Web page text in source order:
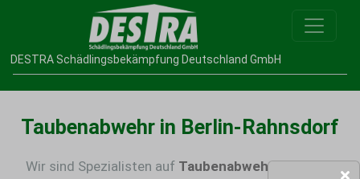
DESTRA Schädlingsbekämpfung Deutschland GmbH
Taubenabwehr in Berlin-Rahnsdorf
Wir sind Spezialisten auf Taubenabwehr in Berlin-